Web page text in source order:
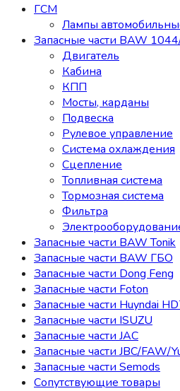
ГСМ
Лампы
Запасные части BAW
Двигатель
Кабина
КПП
Мосты, карданы
Подвеска
Рулевое управление
Система охлаждения
Сцепление
Топливная система
Тормозная система
Фильтра
Запасные части BAW Tonik
Запасные части BAW ГБО
Запасные части Dong Feng
Запасные части Foton
Запасные части Huyndai
Запасные части ISUZU
Запасные части JAC
Запасные части JBC/FAW/
Запасные части Semods
Сопутствующие товары